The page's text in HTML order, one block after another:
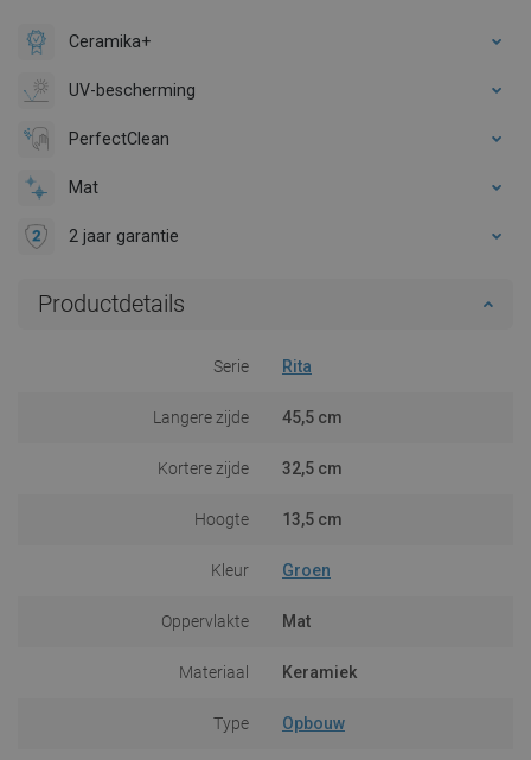
Ceramika+
UV-bescherming
PerfectClean
Mat
2 jaar garantie
Productdetails
Serie Rita
Langere zijde 45,5 cm
Kortere zijde 32,5 cm
Hoogte 13,5 cm
Kleur Groen
Oppervlakte Mat
Materiaal Keramiek
Type Opbouw